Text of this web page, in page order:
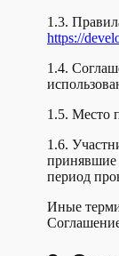
1.3.
https://
1.4.
1.5. Место
1.6.
принявшие
период
Иные